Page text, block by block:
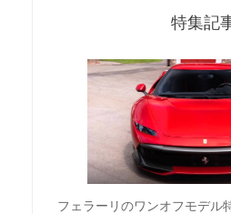
特集記
フェラーリのワンオフモデル